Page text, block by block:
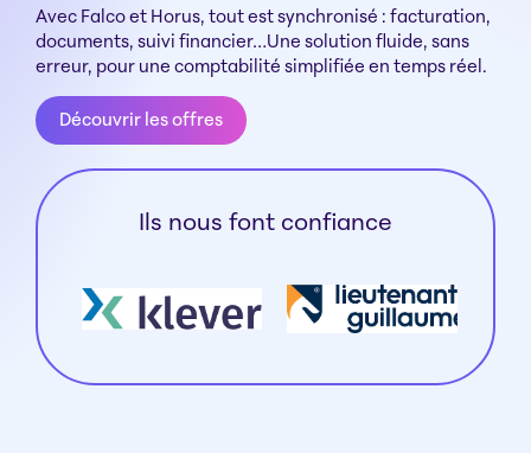
Avec Falco et Horus, tout est synchronisé : facturation,
documents, suivi financier…Une solution fluide, sans
erreur, pour une comptabilité simplifiée en temps réel.
Découvrir les offres
Ils nous font confiance